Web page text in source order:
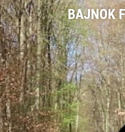
BAJNOK